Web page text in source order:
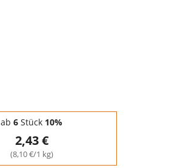
ab 6 Stück 10%
2,43 €
(8,10 €/1 kg)